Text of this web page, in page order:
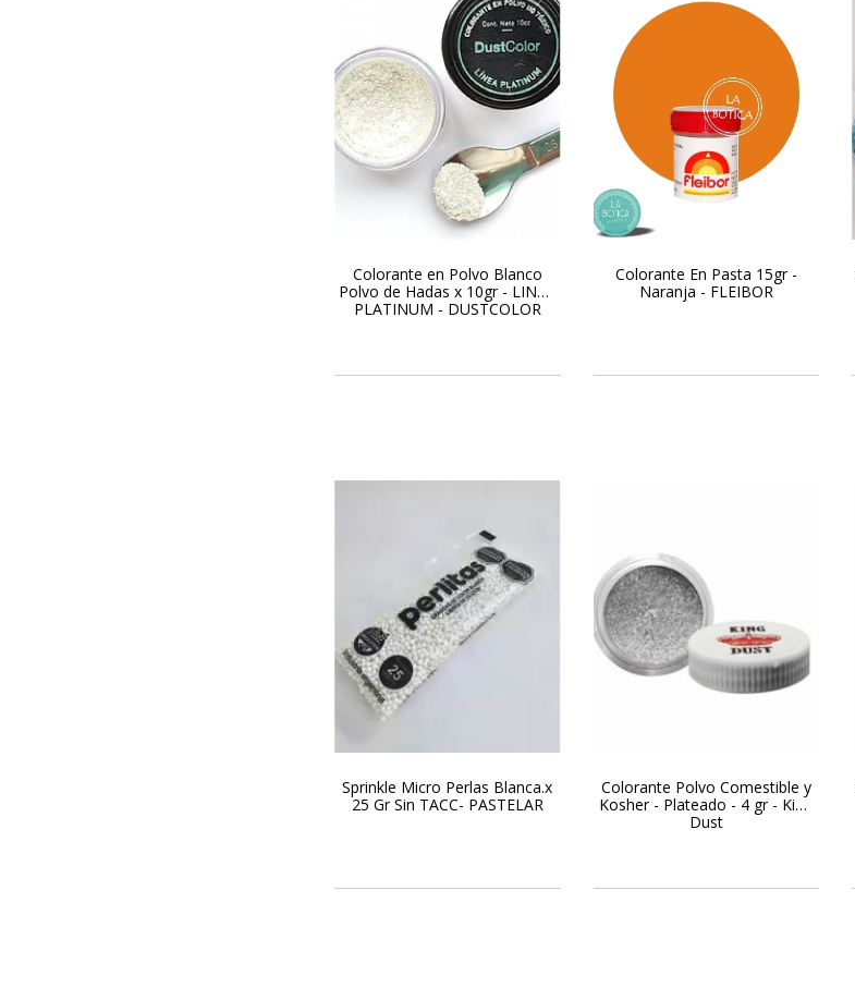
Colorante en Polvo Blanco
Polvo de Hadas x 10gr - LINEA
PLATINUM - DUSTCOLOR
Colorante En Pasta 15gr -
Naranja - FLEIBOR
Sprinkle Micro Perlas Blanca.x
25 Gr Sin TACC- PASTELAR
Colorante Polvo Comestible y
Kosher - Plateado - 4 gr - King
Dust